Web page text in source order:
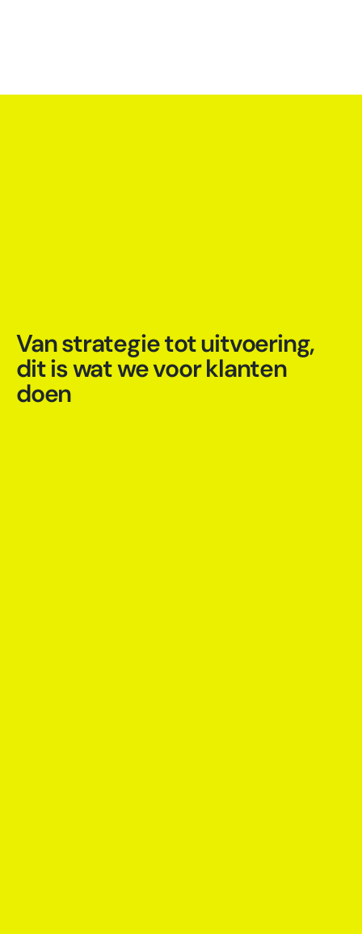
Van strategie tot uitvoering,
dit is wat we voor klanten
doen